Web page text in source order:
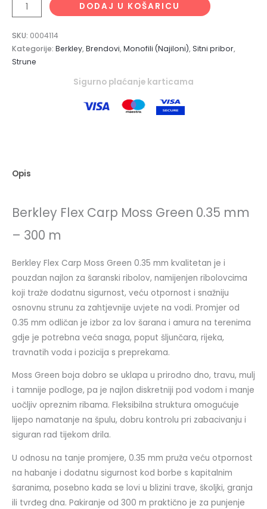
DODAJ U KOŠARICU
SKU: 0004114
Kategorije: Berkley,Brendovi,Monofili (Najiloni),Sitni pribor,
Strune
Sigurno plaćanje karticama
Opis
Berkley Flex Carp Moss Green 0.35 mm
– 300 m
Berkley Flex Carp Moss Green 0.35 mm kvalitetan je i
pouzdan najlon za šaranski ribolov, namijenjen ribolovcima
koji traže dodatnu sigurnost, veću otpornost i snažniju
osnovnu strunu za zahtjevnije uvjete na vodi. Promjer od
0.35 mm odličan je izbor za lov šarana i amura na terenima
gdje je potrebna veća snaga, poput šljunčara, rijeka,
travnatih voda i pozicija s preprekama.
Moss Green boja dobro se uklapa u prirodno dno, travu, mulj
i tamnije podloge, pa je najlon diskretniji pod vodom i manje
uočljiv opreznim ribama. Fleksibilna struktura omogućuje
lijepo namatanje na špulu, dobru kontrolu pri zabacivanju i
siguran rad tijekom drila.
U odnosu na tanje promjere, 0.35 mm pruža veću otpornost
na habanje i dodatnu sigurnost kod borbe s kapitalnim
šaranima, posebno kada se lovi u blizini trave, školjki, granja
ili tvrđeg dna. Pakiranje od 300 m praktično je za punjenje